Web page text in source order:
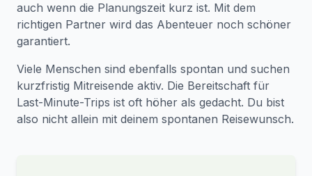
auch wenn die Planungszeit kurz ist. Mit dem
richtigen Partner wird das Abenteuer noch schöner
garantiert.
Viele Menschen sind ebenfalls spontan und suchen
kurzfristig Mitreisende aktiv. Die Bereitschaft für
Last-Minute-Trips ist oft höher als gedacht. Du bist
also nicht allein mit deinem spontanen Reisewunsch.